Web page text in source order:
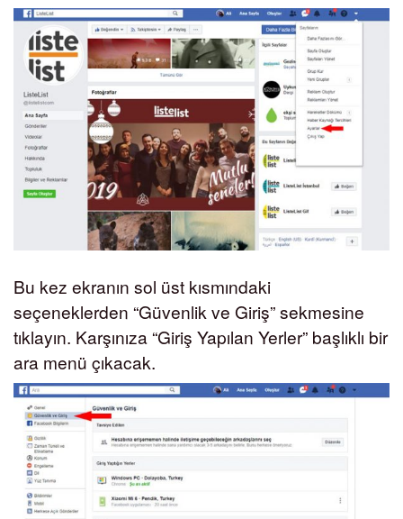
Bu kez ekranın sol üst kısmındaki
seçeneklerden “Güvenlik ve Giriş” sekmesine
tıklayın. Karşınıza “Giriş Yapılan Yerler” başlıklı bir
ara menü çıkacak.